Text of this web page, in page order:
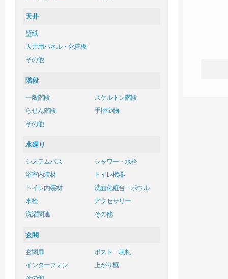
天井
壁紙
天井用パネル・化粧板
その他
階段
一般階段
スケルトン階段
らせん階段
手摺金物
その他
水廻り
システムバス
シャワー・水栓
浴室内装材
トイレ機器
トイレ内装材
洗面化粧台・ボウル
水栓
アクセサリー
洗濯関連
その他
玄関
玄関扉
ポスト・表札
インターフォン
上がり框